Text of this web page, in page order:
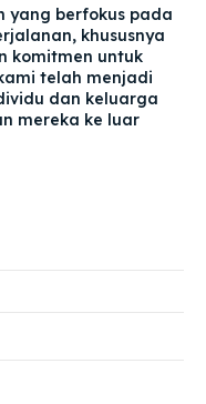
yang berfokus pada
khususnya
komitmen untuk
telah menjadi
dan keluarga
mereka ke luar